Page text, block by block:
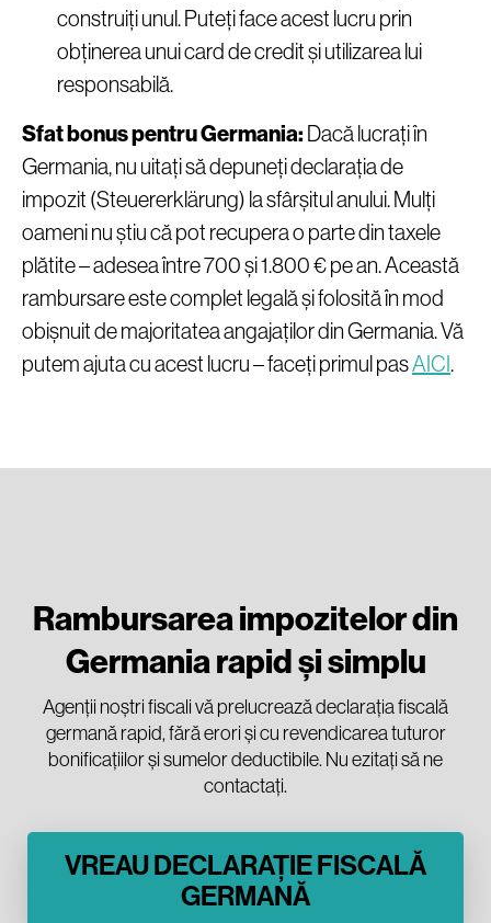
construiți unul. Puteți face acest lucru prin
obținerea unui card de credit și utilizarea lui
responsabilă.
Sfat bonus pentru Germania:Dacă lucrați în
Germania, nu uitați să depuneți declarația de
impozit (Steuererklärung) la sfârșitul anului. Mulți
oameni nu știu că pot recupera o parte din taxele
plătite – adesea între 700 și 1.800 € pe an. Această
rambursare este complet legală și folosită în mod
obișnuit de majoritatea angajaților din Germania. Vă
putem ajuta cu acest lucru – faceți primul pasAICI.
Rambursarea impozitelor din
Germania rapid și simplu
Agenții noștri fiscali vă prelucrează declarația fiscală
germană rapid, fără erori și cu revendicarea tuturor
bonificațiilor și sumelor deductibile. Nu ezitați să ne
contactați.
VREAU DECLARAȚIE FISCALĂ
GERMANĂ